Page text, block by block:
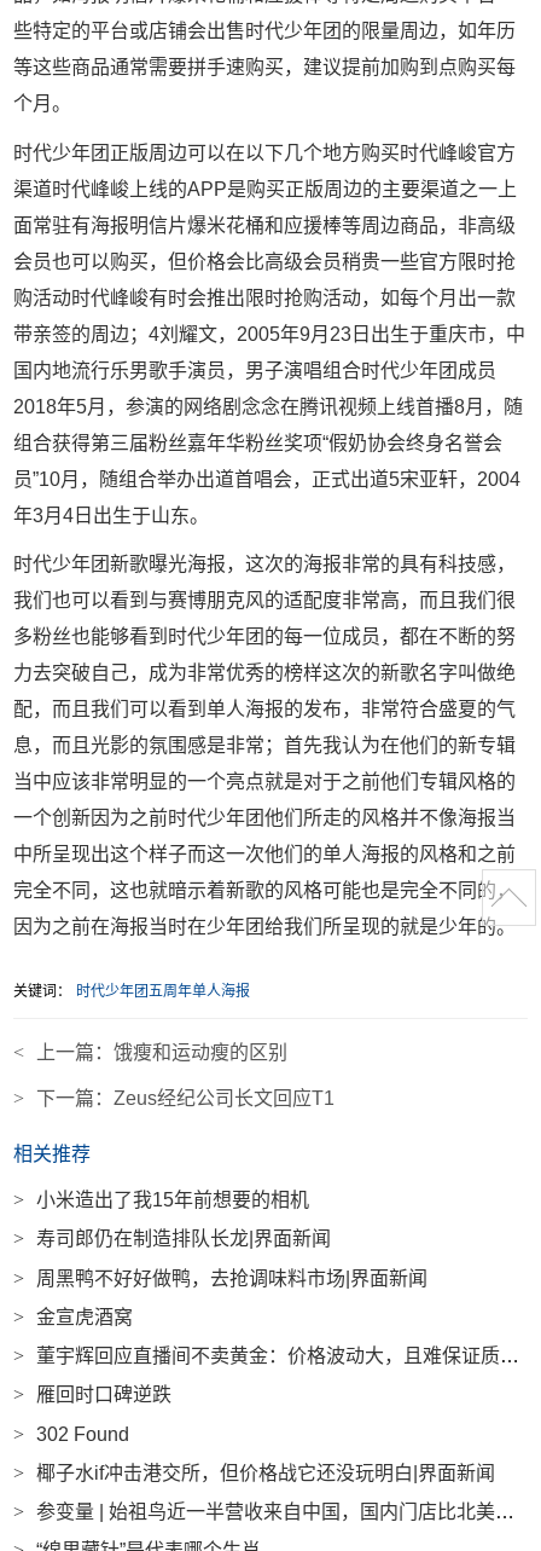
些特定的平台或店铺会出售时代少年团的限量周边，如年历
等这些商品通常需要拼手速购买，建议提前加购到点购买每
个月。
时代少年团正版周边可以在以下几个地方购买时代峰峻官方
渠道时代峰峻上线的APP是购买正版周边的主要渠道之一上
面常驻有海报明信片爆米花桶和应援棒等周边商品，非高级
会员也可以购买，但价格会比高级会员稍贵一些官方限时抢
购活动时代峰峻有时会推出限时抢购活动，如每个月出一款
带亲签的周边；4刘耀文，2005年9月23日出生于重庆市，中
国内地流行乐男歌手演员，男子演唱组合时代少年团成员
2018年5月，参演的网络剧念念在腾讯视频上线首播8月，随
组合获得第三届粉丝嘉年华粉丝奖项“假奶协会终身名誉会
员”10月，随组合举办出道首唱会，正式出道5宋亚轩，2004
年3月4日出生于山东。
时代少年团新歌曝光海报，这次的海报非常的具有科技感，
我们也可以看到与赛博朋克风的适配度非常高，而且我们很
多粉丝也能够看到时代少年团的每一位成员，都在不断的努
力去突破自己，成为非常优秀的榜样这次的新歌名字叫做绝
配，而且我们可以看到单人海报的发布，非常符合盛夏的气
息，而且光影的氛围感是非常；首先我认为在他们的新专辑
当中应该非常明显的一个亮点就是对于之前他们专辑风格的
一个创新因为之前时代少年团他们所走的风格并不像海报当
中所呈现出这个样子而这一次他们的单人海报的风格和之前
完全不同，这也就暗示着新歌的风格可能也是完全不同的，
因为之前在海报当时在少年团给我们所呈现的就是少年的。
关键词： 时代少年团五周年单人海报
< 上一篇：饿瘦和运动瘦的区别
> 下一篇：Zeus经纪公司长文回应T1
相关推荐
>
小米造出了我15年前想要的相机
>
寿司郎仍在制造排队长龙|界面新闻
>
周黑鸭不好好做鸭，去抢调味料市场|界面新闻
>
金宣虎酒窝
>
董宇辉回应直播间不卖黄金：价格波动大，且难保证质量|界面新闻
>
雁回时口碑逆跌
>
302 Found
>
椰子水if冲击港交所，但价格战它还没玩明白|界面新闻
>
参变量 | 始祖鸟近一半营收来自中国，国内门店比北美更赚钱|界面新闻